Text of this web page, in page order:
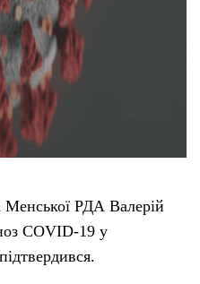
Менської РДА Валерій
COVID-19 у